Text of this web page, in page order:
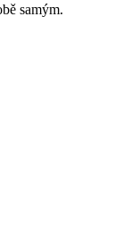
samým.